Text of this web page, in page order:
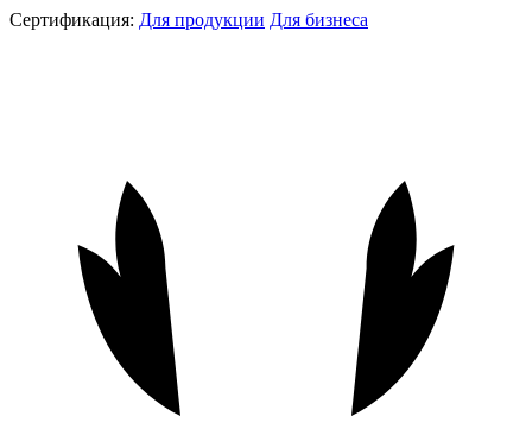
Сертификация: Для продукции Для бизнеса